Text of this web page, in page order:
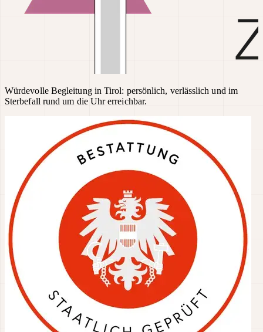
Würdevolle Begleitung in Tirol: persönlich, verlässlich und im
Sterbefall rund um die Uhr erreichbar.